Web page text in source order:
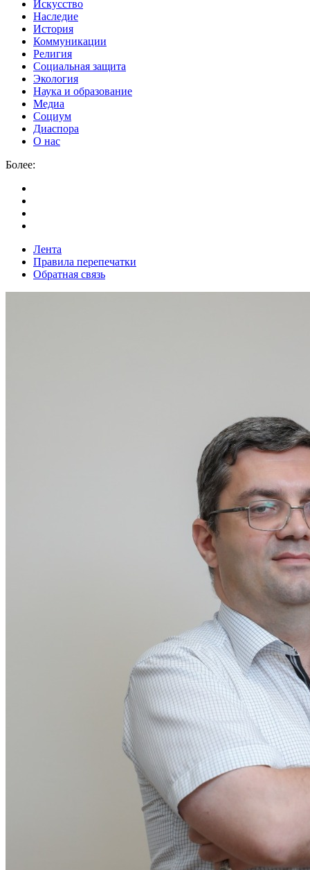
Искусство
Наследие
История
Коммуникации
Религия
Социальная защита
Экология
Наука и образование
Медиа
Социум
Диаспора
О нас
Более:
Лента
Правила перепечатки
Обратная связь